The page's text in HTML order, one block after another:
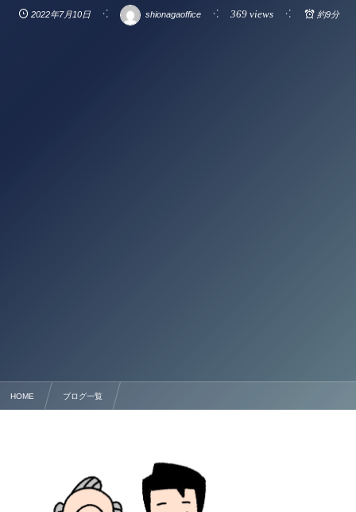
2022年7月10日 shionagaoffice 369 views 約9分
HOME ブログ一覧